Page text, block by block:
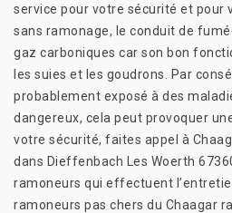
service pour votre sécurité et pour
sans ramonage, le conduit de
gaz carboniques car son bon
les suies et les goudrons. Par
probablement exposé à des
dangereux, cela peut provoquer
votre sécurité, faites appel à
dans Dieffenbach Les Woerth
ramoneurs qui effectuent
ramoneurs pas chers du Chaagar